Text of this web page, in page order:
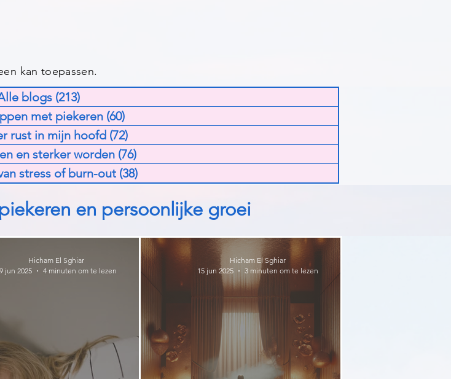
kan toepassen.
blogs (213)213 posts
met piekeren (60)60 posts
rust in mijn hoofd (72)72 posts
en sterker worden (76)76 posts
stress of burn-out (38)38 posts
en persoonlijke groei
Hicham El Sghiar
jun 2025
4 minuten om te lezen
Hicham El Sghiar
15 jun 2025
3 minuten om te lezen